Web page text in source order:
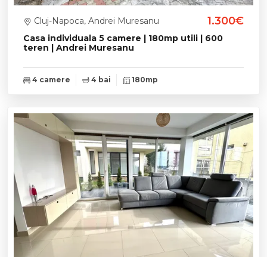
Casa individuala 5 camere | 180mp utili | 600
teren | Andrei Muresanu
Cluj-Napoca, Andrei Muresanu 1.300€
4 camere 4 bai 180mp